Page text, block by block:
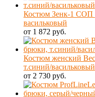
Костюм Зенк-1 СОП
васильковый
от 1 872 руб.
Костюм женский
т.синий/васильковый
от 2 730 руб.